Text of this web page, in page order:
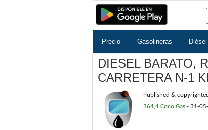
Precio Gasolineras Diésel
DIESEL BARATO,
CARRETERA N-1
Published &
364,4 Coco.Gas - 31-